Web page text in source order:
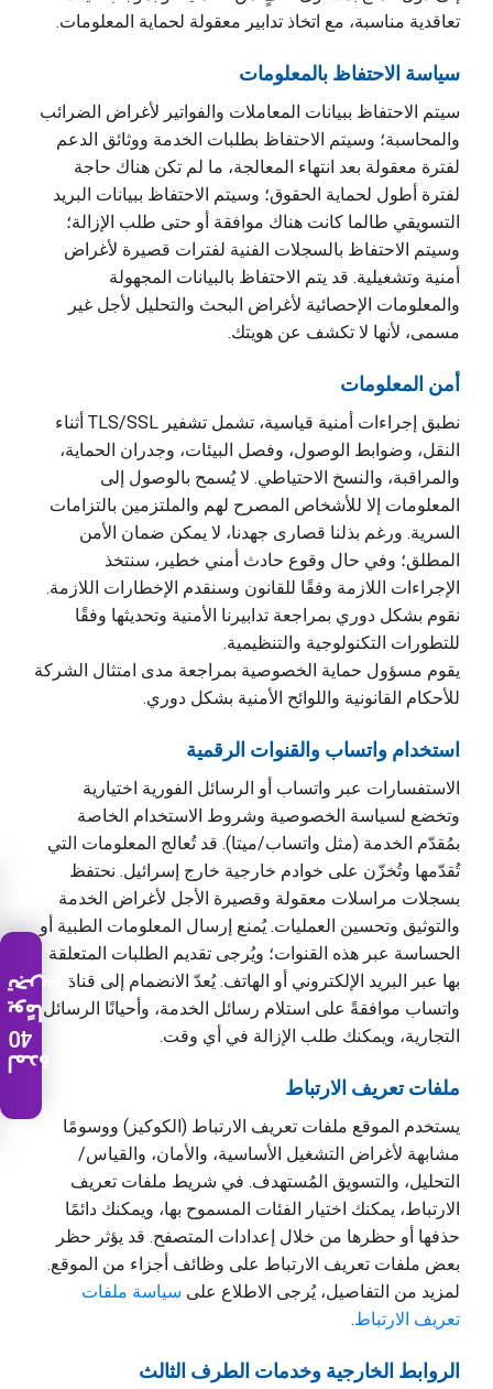
تعاقدية مناسبة، مع اتخاذ تدابير معقولة لحماية المعلومات.
سياسة الاحتفاظ بالمعلومات
سيتم الاحتفاظ ببيانات المعاملات والفواتير لأغراض الضرائب
والمحاسبة؛ وسيتم الاحتفاظ بطلبات الخدمة ووثائق الدعم
لفترة معقولة بعد انتهاء المعالجة، ما لم تكن هناك حاجة
لفترة أطول لحماية الحقوق؛ وسيتم الاحتفاظ ببيانات البريد
التسويقي طالما كانت هناك موافقة أو حتى طلب الإزالة؛
وسيتم الاحتفاظ بالسجلات الفنية لفترات قصيرة لأغراض
أمنية وتشغيلية. قد يتم الاحتفاظ بالبيانات المجهولة
والمعلومات الإحصائية لأغراض البحث والتحليل لأجل غير
مسمى، لأنها لا تكشف عن هويتك.
أمن المعلومات
نطبق إجراءات أمنية قياسية، تشمل تشفير TLS/SSL أثناء
النقل، وضوابط الوصول، وفصل البيئات، وجدران الحماية،
والمراقبة، والنسخ الاحتياطي. لا يُسمح بالوصول إلى
المعلومات إلا للأشخاص المصرح لهم والملتزمين بالتزامات
السرية. ورغم بذلنا قصارى جهدنا، لا يمكن ضمان الأمن
المطلق؛ وفي حال وقوع حادث أمني خطير، سنتخذ
الإجراءات اللازمة وفقًا للقانون وسنقدم الإخطارات اللازمة.
نقوم بشكل دوري بمراجعة تدابيرنا الأمنية وتحديثها وفقًا
للتطورات التكنولوجية والتنظيمية.
يقوم مسؤول حماية الخصوصية بمراجعة مدى امتثال الشركة
للأحكام القانونية واللوائح الأمنية بشكل دوري.
استخدام واتساب والقنوات الرقمية
الاستفسارات عبر واتساب أو الرسائل الفورية اختيارية
وتخضع لسياسة الخصوصية وشروط الاستخدام الخاصة
بمُقدّم الخدمة (مثل واتساب/ميتا). قد تُعالج المعلومات التي
تُقدّمها وتُخزّن على خوادم خارجية خارج إسرائيل. نحتفظ
بسجلات مراسلات معقولة وقصيرة الأجل لأغراض الخدمة
والتوثيق وتحسين العمليات. يُمنع إرسال المعلومات الطبية أو
الحساسة عبر هذه القنوات؛ ويُرجى تقديم الطلبات المتعلقة
بها عبر البريد الإلكتروني أو الهاتف. يُعدّ الانضمام إلى قناة
واتساب موافقةً على استلام رسائل الخدمة، وأحيانًا الرسائل
التجارية، ويمكنك طلب الإزالة في أي وقت.
ملفات تعريف الارتباط
يستخدم الموقع ملفات تعريف الارتباط (الكوكيز) ووسومًا
مشابهة لأغراض التشغيل الأساسية، والأمان، والقياس/
التحليل، والتسويق المُستهدف. في شريط ملفات تعريف
الارتباط، يمكنك اختيار الفئات المسموح بها، ويمكنك دائمًا
حذفها أو حظرها من خلال إعدادات المتصفح. قد يؤثر حظر
بعض ملفات تعريف الارتباط على وظائف أجزاء من الموقع.
لمزيد من التفاصيل، يُرجى الاطلاع على سياسة ملفات
تعريف الارتباط.
الروابط الخارجية وخدمات الطرف الثالث
لمدة
40
يومًا
تجريبية